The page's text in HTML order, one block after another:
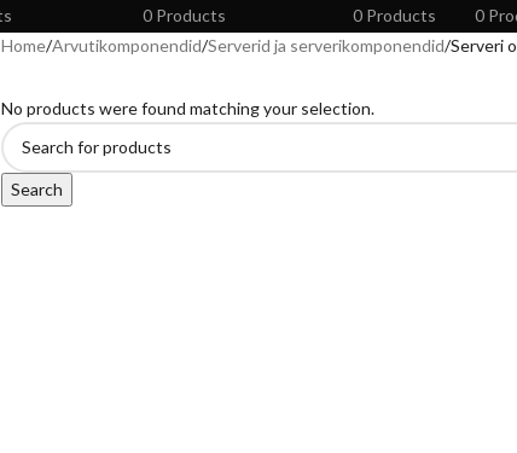
0 Products
0 Products
0
Home Arvutikomponendid Serverid ja serverikomponendid Serveri
No products were found matching your selection.
Search